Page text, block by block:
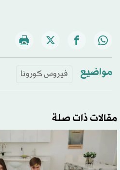
مواضيع فيروس كورونا
مقالات ذات صلة